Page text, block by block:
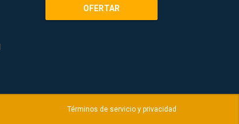
OFERTAR
Términos de servicio y privacidad